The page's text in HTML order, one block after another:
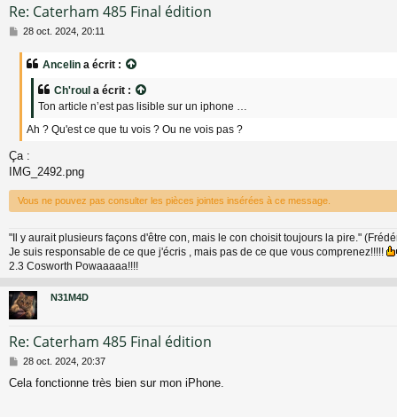
Re: Caterham 485 Final édition
M
28 oct. 2024, 20:11
Ancelin a écrit :
Ch'roul a écrit :
Ton article n’est pas lisible sur un iphone …
Ah ? Qu'est ce que tu vois ? Ou ne vois pas ?
Ça :
IMG_2492.png
Vous ne pouvez pas consulter les pièces jointes insérées à ce message.
"Il y aurait plusieurs façons d'être con, mais le con choisit toujours la pire."
Je suis responsable de ce que j'écris , mais pas de ce que vous comprenez!!!!!
2.3 Cosworth Powaaaaa!!!!
N31M4D
Re: Caterham 485 Final édition
M
s
28 oct. 2024, 20:37
Cela fonctionne très bien sur mon iPhone.